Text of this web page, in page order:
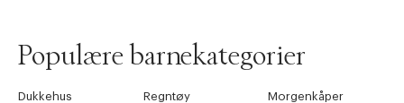
Populære barnekategorier
Dukkehus Regntøy
Morgenkåper